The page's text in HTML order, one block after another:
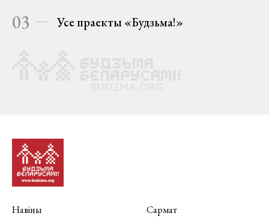
03 Усе праекты «Будзьма!»
Навіны
Сармат